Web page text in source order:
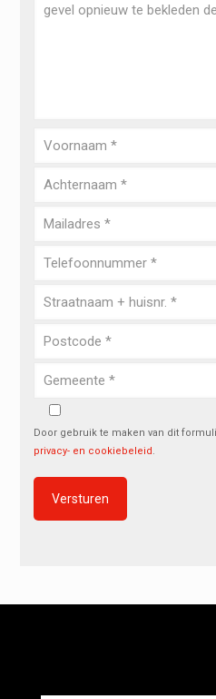
Door gebruik te maken van dit
privacy- en cookiebeleid.